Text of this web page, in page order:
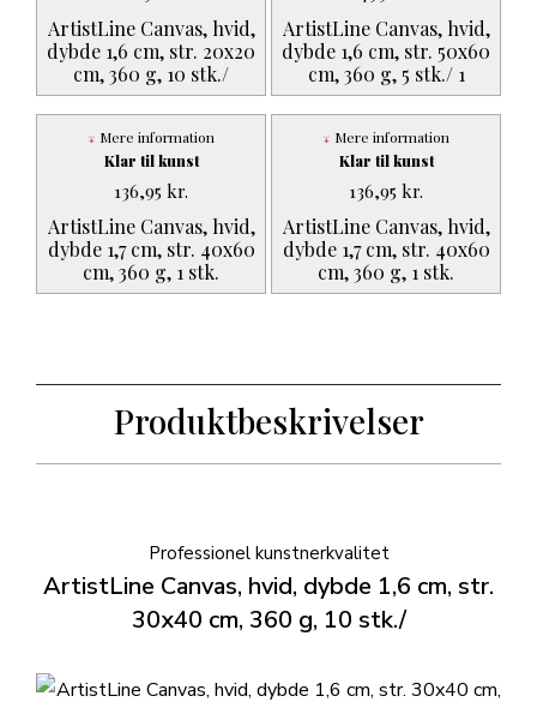
ArtistLine Canvas, hvid,
dybde 1,6 cm, str. 20x20
cm, 360 g, 10 stk./
ArtistLine Canvas, hvid,
dybde 1,6 cm, str. 50x60
cm, 360 g, 5 stk./ 1
Klar til kunst
ArtistLine Canvas, hvid,
dybde 1,7 cm, str. 40x60
cm, 360 g, 1 stk.
136,95 kr.
Mere information
Klar til kunst
ArtistLine Canvas, hvid,
dybde 1,7 cm, str. 40x60
cm, 360 g, 1 stk.
136,95 kr.
Mere information
Produktbeskrivelser
Professionel kunstnerkvalitet
ArtistLine Canvas, hvid, dybde 1,6 cm, str.
30x40 cm, 360 g, 10 stk./